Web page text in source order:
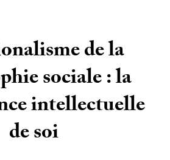
de la
sociale : la
intellectuelle
de soi